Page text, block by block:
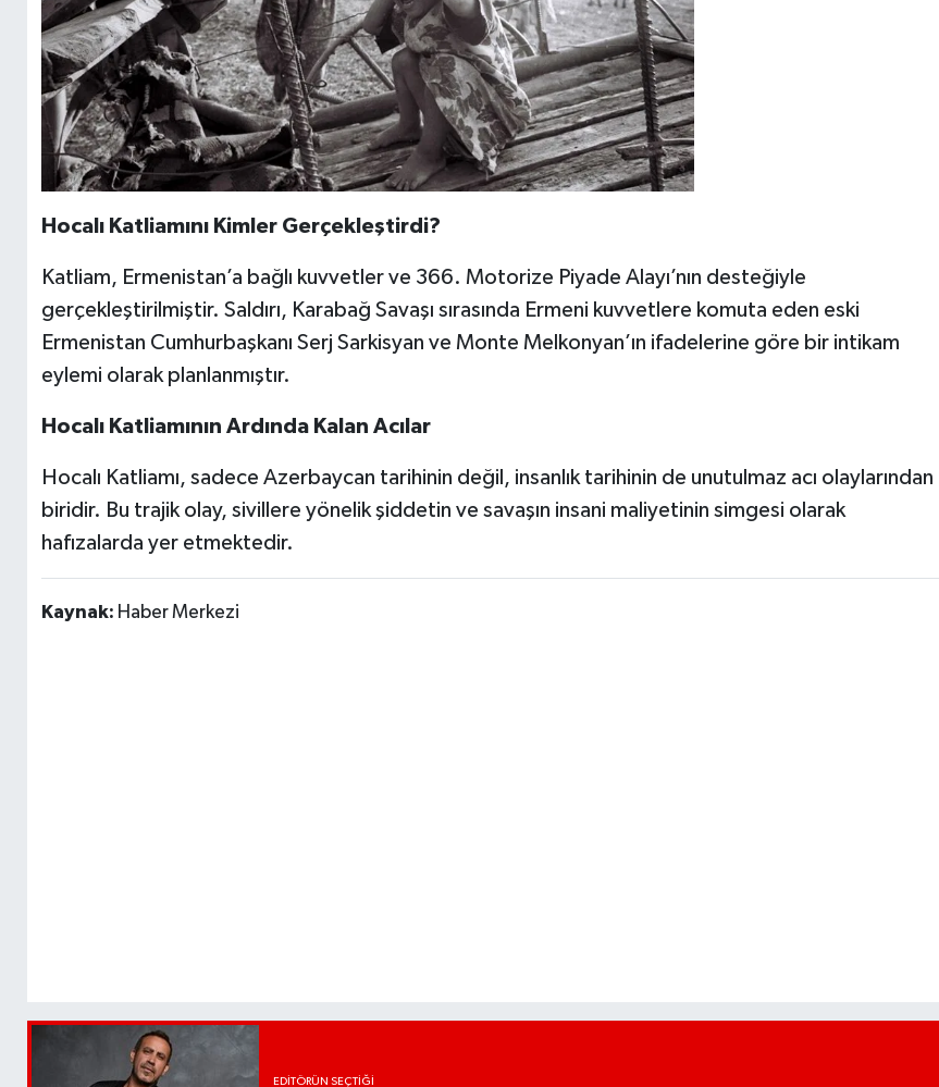
Hocalı Katliamını Kimler Gerçekleştirdi?
Katliam, Ermenistan’a bağlı kuvvetler ve 366. Motorize Piyade Alayı’nın desteğiyle
gerçekleştirilmiştir. Saldırı, Karabağ Savaşı sırasında Ermeni kuvvetlere komuta eden eski
Ermenistan Cumhurbaşkanı Serj Sarkisyan ve Monte Melkonyan’ın ifadelerine göre bir intikam
eylemi olarak planlanmıştır.
Hocalı Katliamının Ardında Kalan Acılar
Hocalı Katliamı, sadece Azerbaycan tarihinin değil, insanlık tarihinin de unutulmaz acı olaylarından
biridir. Bu trajik olay, sivillere yönelik şiddetin ve savaşın insani maliyetinin simgesi olarak
hafızalarda yer etmektedir.
Kaynak: Haber Merkezi
EDITÖRÜN SEÇTIĞI